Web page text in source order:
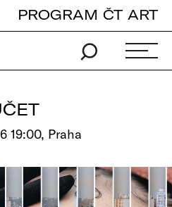
PROGRAM ČT ART
19:00, Praha